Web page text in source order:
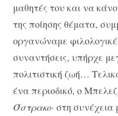
μαθητές του και να
της ποίησης θέματα,
οργανώναμε
συναντήσεις, υπήρχε
πολιτιστική ζωή…
ένα περιοδικό, ο
Όστρακο· στη